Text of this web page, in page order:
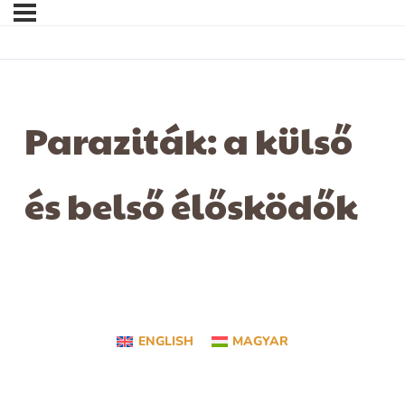
Paraziták: a külső
és belső élősködők
ENGLISH MAGYAR